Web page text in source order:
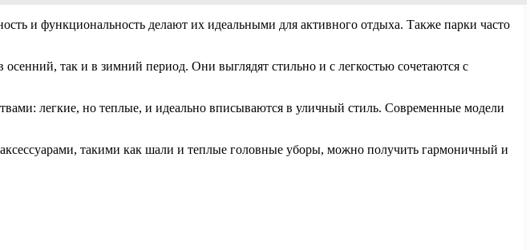
и функциональность делают их идеальными для активного отдыха. Также парки часто
так и в зимний период. Они выглядят стильно и с легкостью сочетаются с
легкие, но теплые, и идеально вписываются в уличный стиль. Современные модели
такими как шали и теплые головные уборы, можно получить гармоничный и